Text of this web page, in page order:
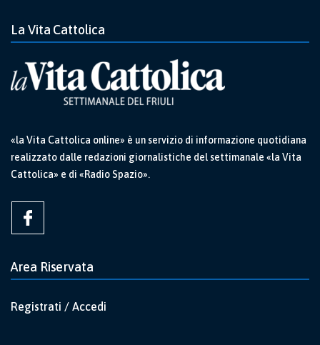
La Vita Cattolica
«la Vita Cattolica online» è un servizio di informazione quotidiana
realizzato dalle redazioni giornalistiche del settimanale «la Vita
Cattolica» e di «Radio Spazio».
Area Riservata
Registrati / Accedi